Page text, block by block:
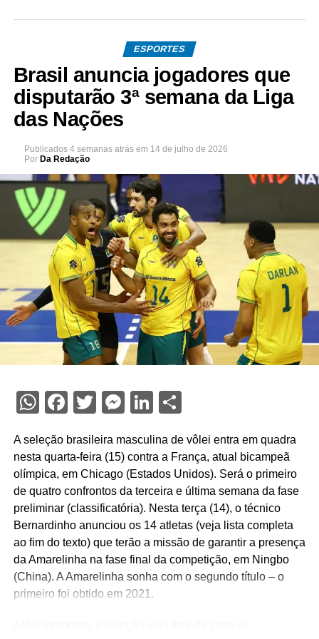
ESPORTES
Brasil anuncia jogadores que
disputarão 3ª semana da Liga
das Nações
Publicados 4 semanas atrás em 14 de julho de 2026
Por Da Redação
WhatsApp
Facebook
Twitter
Messenger
LinkedIn
Share
A seleção brasileira masculina de vôlei entra em quadra
nesta quarta-feira (15) contra a França, atual bicampeã
olímpica, em Chicago (Estados Unidos). Será o primeiro
de quatro confrontos da terceira e última semana da fase
preliminar (classificatória). Nesta terça (14), o técnico
Bernardinho anunciou os 14 atletas (veja lista completa
ao fim do texto) que terão a missão de garantir a presença
da Amarelinha na fase final da competição, em Ningbo
(China). A Amarelinha sonha com o segundo título – o
primeiro foi obtido em 2021.